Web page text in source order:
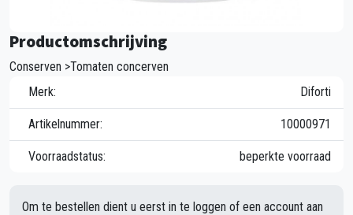
Productomschrijving
Conserven >Tomaten concerven
Merk:
Diforti
Artikelnummer: 10000971
Voorraadstatus: beperkte voorraad
Om te bestellen dient u eerst in te loggen of een account aan